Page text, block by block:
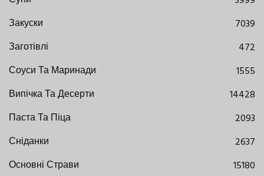
Закуски
7039
Заготівлі
472
Соуси Та Маринади
1555
Випічка Та Десерти
14428
Паста Та Піца
2093
Сніданки
2637
Основні Страви
15180